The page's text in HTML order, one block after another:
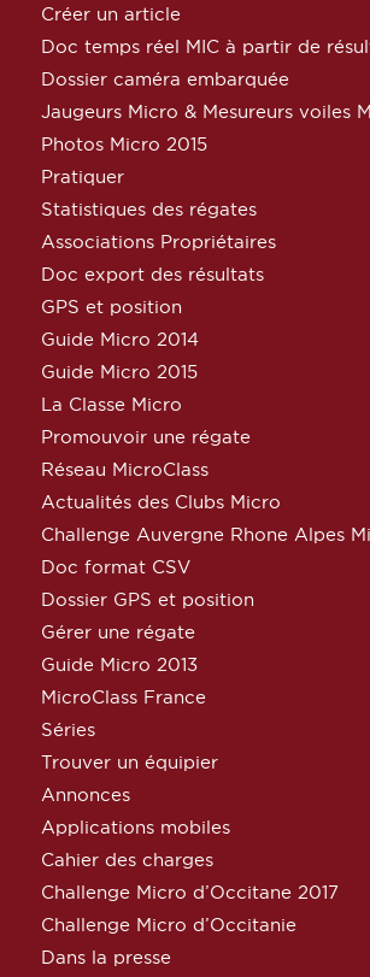
Créer un article
Doc temps réel MIC à partir de
Dossier caméra embarquée
Jaugeurs Micro & Mesureurs voiles
Photos Micro 2015
Pratiquer
Statistiques des régates
Associations Propriétaires
Doc export des résultats
GPS et position
Guide Micro 2014
Guide Micro 2015
La Classe Micro
Promouvoir une régate
Réseau MicroClass
Actualités des Clubs Micro
Challenge Auvergne Rhone Alpes
Doc format CSV
Dossier GPS et position
Gérer une régate
Guide Micro 2013
MicroClass France
Séries
Trouver un équipier
Annonces
Applications mobiles
Cahier des charges
Challenge Micro d’Occitane 2017
Challenge Micro d’Occitanie
Dans la presse